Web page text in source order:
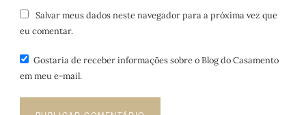
Salvar meus dados neste navegador para a próxima vez que
eu comentar.
Gostaria de receber informações sobre o Blog do Casamento
em meu e-mail.